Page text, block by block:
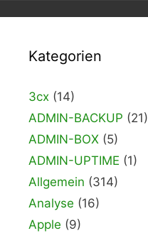
Kategorien
3cx (14)
ADMIN-BACKUP (21)
ADMIN-BOX (5)
ADMIN-UPTIME (1)
Allgemein (314)
Analyse (16)
Apple (9)